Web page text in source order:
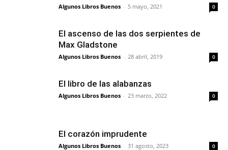
Algunos Libros Buenos - 5 mayo, 2021 0
El ascenso de las dos serpientes de
Max Gladstone
Algunos Libros Buenos - 28 abril, 2019 0
El libro de las alabanzas
Algunos Libros Buenos - 23 marzo, 2022 0
El corazón imprudente
Algunos Libros Buenos - 31 agosto, 2023 0